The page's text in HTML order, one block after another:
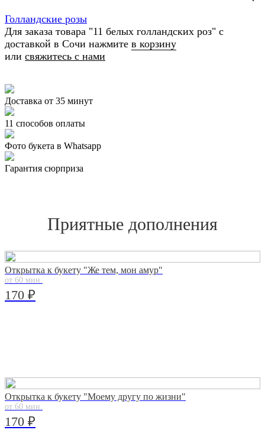
Голландские розы
Для заказа товара "11 белых голландских роз" с
доставкой в Сочи нажмите в корзину
или свяжитесь с нами
Доставка от 35 минут
11 способов оплаты
Фото букета в Whatsapp
Гарантия сюрприза
Приятные дополнения
Открытка к букету "Же тем, мон амур"
от 60 мин.
170 ₽
Открытка к букету "Моему другу по жизни"
от 60 мин.
170 ₽